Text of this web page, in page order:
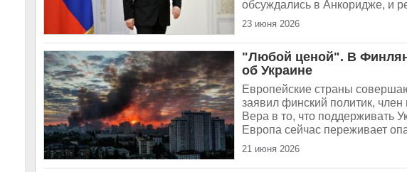
обсуждались в Анкоридже, и
23 июня 2026
"Любой ценой". В
об Украине
Европейские страны
заявил финский политик,
Вера в то, что поддерживать
Европа сейчас переживает
21 июня 2026